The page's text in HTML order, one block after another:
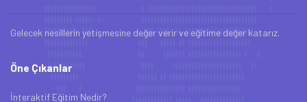
Gelecek nesillerin yetişmesine değer verir ve eğitime değer katarız.
Öne Çıkanlar
İnteraktif Eğitim Nedir?